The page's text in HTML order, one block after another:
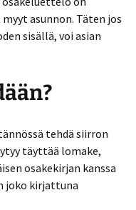
asunnon. Täten jos
sisällä, voi asian
tehdä siirron
täyttää lomake,
osakekirjan kanssa
joko kirjattuna